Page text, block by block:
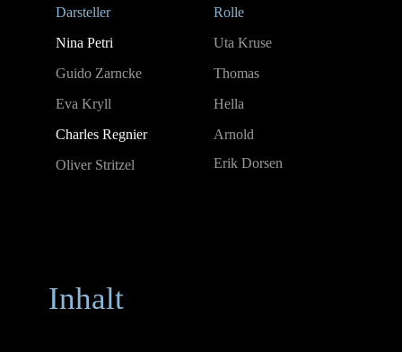
Darsteller
Rolle
Nina Petri
Uta Kruse
Guido Zarncke
Thomas
Eva Kryll
Hella
Charles Regnier
Arnold
Oliver Stritzel
Erik Dorsen
Inhalt